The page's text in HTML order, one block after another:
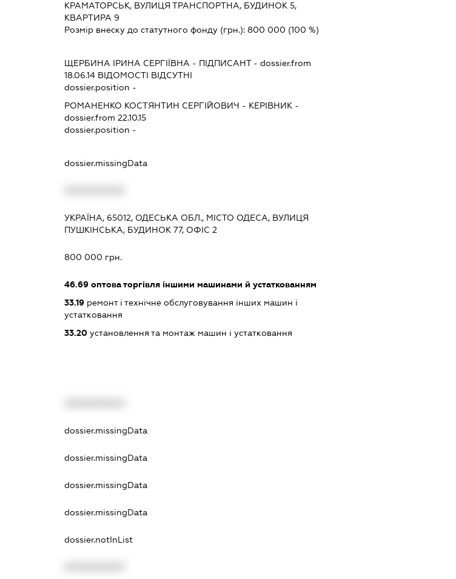
КРАМАТОРСЬК, ВУЛИЦЯ ТРАНСПОРТНА, БУДИНОК 5,
КВАРТИРА 9
Розмір внеску до статутного фонду (грн.): 800 000 (100 %)
ЩЕРБИНА ІРИНА СЕРГІЇВНА - ПІДПИСАНТ- dossier.from
18.06.14ВІДОМОСТІ ВІДСУТНІ
dossier.position -
РОМАНЕНКО КОСТЯНТИН СЕРГІЙОВИЧ - КЕРІВНИК -
dossier.from 22.10.15
dossier.position -
dossier.missingData
УКРАЇНА, 65012, ОДЕСЬКА ОБЛ., МІСТО ОДЕСА, ВУЛИЦЯ
ПУШКІНСЬКА, БУДИНОК 77, ОФІС 2
800 000 грн.
46.69оптова торгівля іншими машинами й устаткованням
33.19ремонт і технічне обслуговування інших машин і
устатковання
33.20установлення та монтаж машин і устатковання
dossier.missingData
dossier.missingData
dossier.missingData
dossier.missingData
dossier.notInList